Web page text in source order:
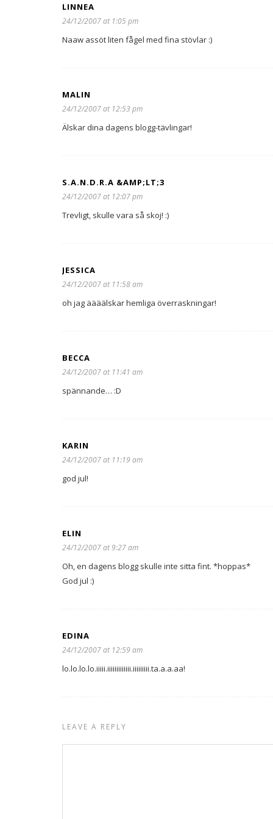
LINNEA
24/12/2007 at 1:05 pm
Naaw assöt liten fågel med fina stövlar :)
MALIN
24/12/2007 at 12:53 pm
Älskar dina dagens blogg-tävlingar!
S.A.N.D.R.A &AMP;LT;3
24/12/2007 at 12:07 pm
Trevligt, skulle vara så skoj! :)
JESSICA
24/12/2007 at 11:58 am
oh jag äääälskar hemliga överraskningar!
BECCA
24/12/2007 at 11:41 am
spännande… :D
KARIN
24/12/2007 at 11:19 am
god jul!
ELIN
24/12/2007 at 9:27 am
Oh, en dagens blogg skulle inte sitta fint. *hoppas*
God jul :)
EDINA
24/12/2007 at 12:59 am
lo.lo.lo.lo.iiiii.iiiiiiiiiiiii.iiiiiiiii.ta.a.a.aa!
LEAVE A REPLY